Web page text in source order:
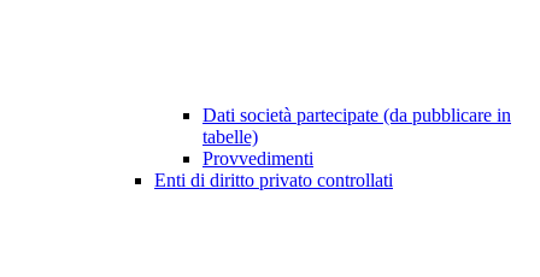
Dati società partecipate (da pubblicare in
tabelle)
Provvedimenti
Enti di diritto privato controllati